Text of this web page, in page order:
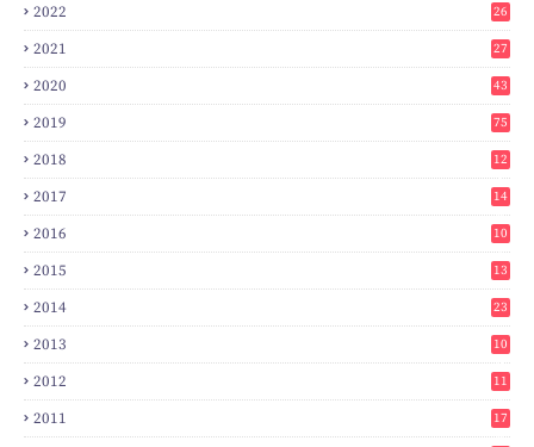
2022 26
2021 27
2020 43
2019 75
2018
12
8
2017
14
2016
10
3
2015
13
7
2014
23
2
2013
10
0
2012
11
3
2011
17